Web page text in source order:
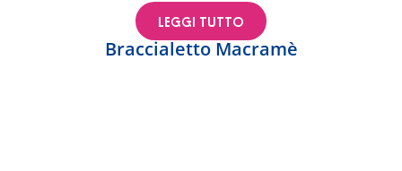
Braccialetto Macramè
LEGGI TUTTO